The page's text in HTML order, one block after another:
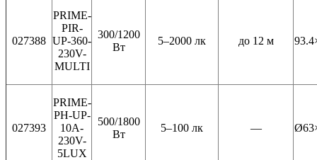
027388
PRIME-
PIR-
UP-360-
230V-
MULTI
300/1200
Вт
5–2000 лк до 12 м
027393
PRIME-
PH-UP-
10A-
230V-
5LUX
500/1800
Вт
5–100 лк —